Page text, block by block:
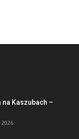
Kaszubach –